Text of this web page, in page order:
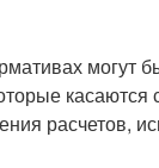
могут
касаются
расчетов,